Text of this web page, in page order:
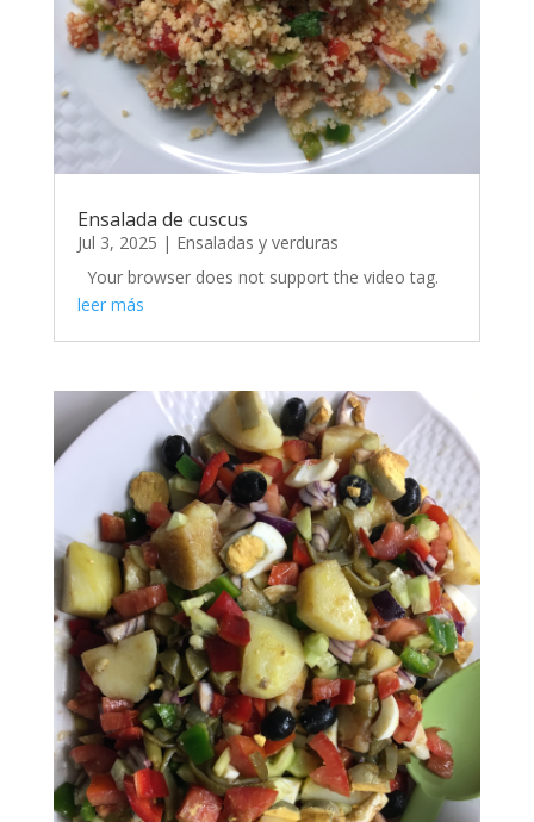
Ensalada de cuscus
Jul 3, 2025 | Ensaladas y verduras
Your browser does not support the video tag.
leer más